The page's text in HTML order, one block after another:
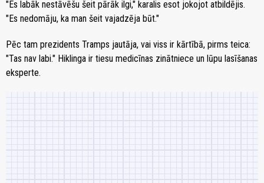
"Es labāk nestāvēšu šeit pārāk ilgi," karalis esot jokojot atbildējis.
"Es nedomāju, ka man šeit vajadzēja būt."
Pēc tam prezidents Tramps jautāja, vai viss ir kārtībā, pirms teica:
"Tas nav labi." Hiklinga ir tiesu medicīnas zinātniece un lūpu lasīšanas
eksperte.